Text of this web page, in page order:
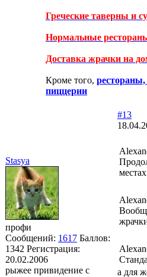
Греческие таверны и
Нормальные
Доставка жрачки на
Кроме того,
пиццерии
Stasya
профи
Сообщений: 1617 Баллов:
1342 Регистрация:
20.02.2006
рыжее привидение с
#13
а для